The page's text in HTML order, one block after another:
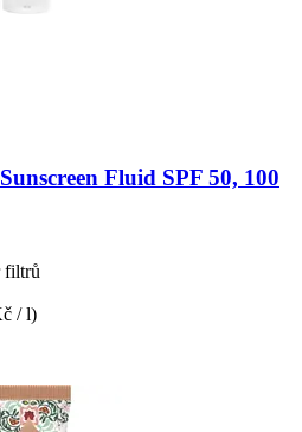
Sunscreen Fluid SPF 50, 100
filtrů
/ l)